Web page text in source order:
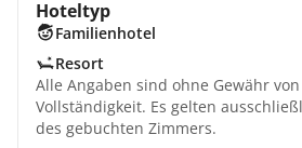
Hoteltyp
Familienhotel
Resort
Alle Angaben sind ohne Gewähr
Vollständigkeit. Es gelten
des gebuchten Zimmers.